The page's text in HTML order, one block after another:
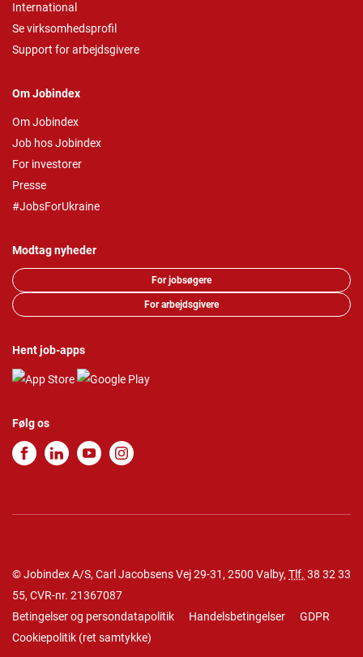
International
Se virksomhedsprofil
Support for arbejdsgivere
Om Jobindex
Om Jobindex
Job hos Jobindex
For investorer
Presse
#JobsForUkraine
Modtag nyheder
For jobsøgere
For arbejdsgivere
Hent job-apps
Følg os
© Jobindex A/S, Carl Jacobsens Vej 29-31, 2500 Valby, Tlf. 38 32 33
55, CVR-nr. 21367087
Betingelser og persondatapolitik
Handelsbetingelser
GDPR
Cookiepolitik (ret samtykke)